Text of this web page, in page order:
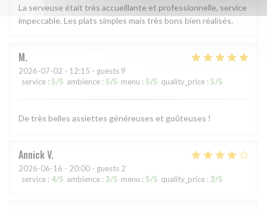
La serveuse était très accueillante et professionnelle, service
impeccable. Les plats simples mais très bons bien réalisés.
M
2026-07-02 - 12:15 - guests 9
service : 5/5 ambience : 5/5 menu : 5/5 quality_price : 5/5
De très belles assiettes généreuses et goûteuses !
AnnickV
2026-06-16 - 20:00 - guests 2
service : 4/5 ambience : 3/5 menu : 5/5 quality_price : 3/5